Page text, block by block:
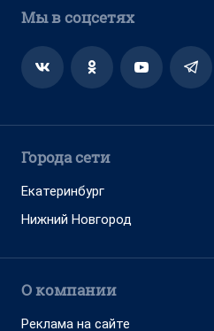
Мы в соцсетях
Города сети
Екатеринбург
Нижний Новгород
О компании
Реклама на сайте